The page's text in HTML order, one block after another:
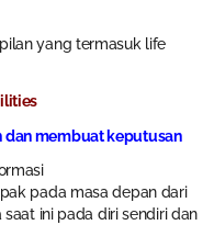
yang termasuk life
membuat keputusan
pada masa depan dari
ini pada diri sendiri dan